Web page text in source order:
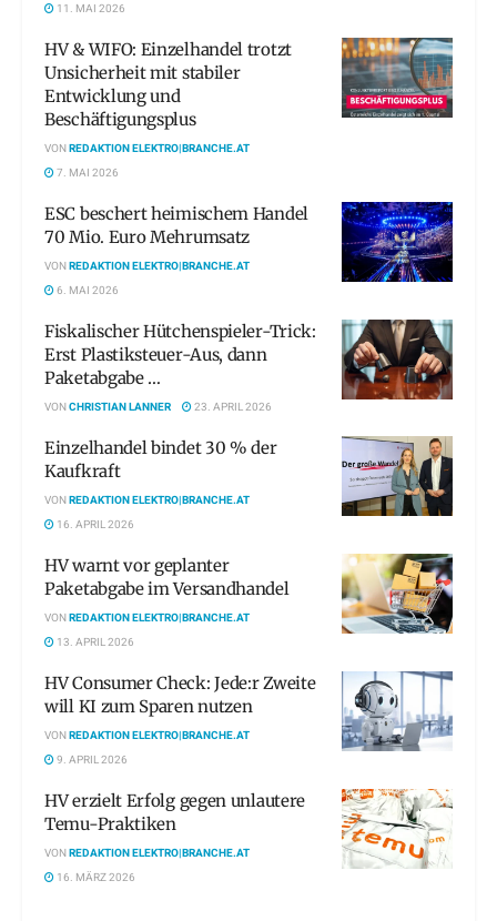
11. MAI 2026
HV & WIFO: Einzelhandel trotzt
Unsicherheit mit stabiler
Entwicklung und
Beschäftigungsplus
VONREDAKTION ELEKTRO|BRANCHE.AT
7. MAI 2026
ESC beschert heimischem Handel
70 Mio. Euro Mehrumsatz
VONREDAKTION ELEKTRO|BRANCHE.AT
6. MAI 2026
Fiskalischer Hütchenspieler-Trick:
Erst Plastiksteuer-Aus, dann
Paketabgabe …
VONCHRISTIAN LANNER 23. APRIL 2026
Einzelhandel bindet 30 % der
Kaufkraft
VONREDAKTION ELEKTRO|BRANCHE.AT
16. APRIL 2026
HV warnt vor geplanter
Paketabgabe im Versandhandel
VONREDAKTION ELEKTRO|BRANCHE.AT
13. APRIL 2026
HV Consumer Check: Jede:r Zweite
will KI zum Sparen nutzen
VONREDAKTION ELEKTRO|BRANCHE.AT
9. APRIL 2026
HV erzielt Erfolg gegen unlautere
Temu-Praktiken
VONREDAKTION ELEKTRO|BRANCHE.AT
16. MÄRZ 2026